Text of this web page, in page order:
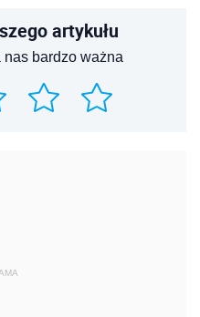
artykułu
bardzo ważna